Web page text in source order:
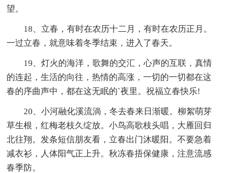
望。
18、立春，有时在农历十二月，有时在农历正月。
一过立春，就意味着冬季结束，进入了春天。
19、灯火的海洋，歌舞的交汇，心声的互联，真情
的连起，生活的向往，热情的高涨，一切的一切都在这
春的序曲声中，都在这无眠的`夜里。祝福立春快乐!
20、小河融化溪流淌，冬去春来日渐暖。柳絮萌芽
草生根，红梅老枝久绽放。小鸟高歌枝头唱，大雁回归
北往翔。发条短信朋友看，立春出门沐暖阳。不要急着
减衣衫，人体阳气正上升。秋冻春捂保健康，注意流感
春季防。